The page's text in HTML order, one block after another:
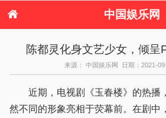
中国娱乐网
港台娱乐
日本娱乐 韩国
音乐新闻 影视
八卦
欧美
陈都灵化身文艺少女，倾呈
来源： 中国娱乐网 日期：2021-
近期，电视剧《玉春楼》的热播
然不同的形象亮相于荧幕前。在剧中